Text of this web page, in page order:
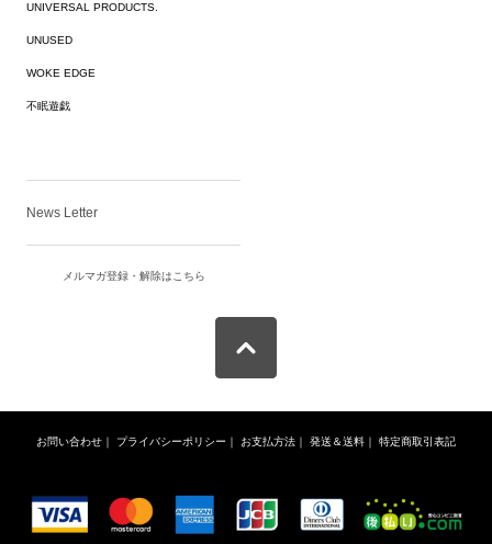
UNIVERSAL PRODUCTS.
UNUSED
WOKE EDGE
不眠遊戯
News Letter
メルマガ登録・解除はこちら
お問い合わせ ｜ プライバシーポリシー ｜ お支払方法 ｜ 発送＆送料 ｜ 特定商取引表記